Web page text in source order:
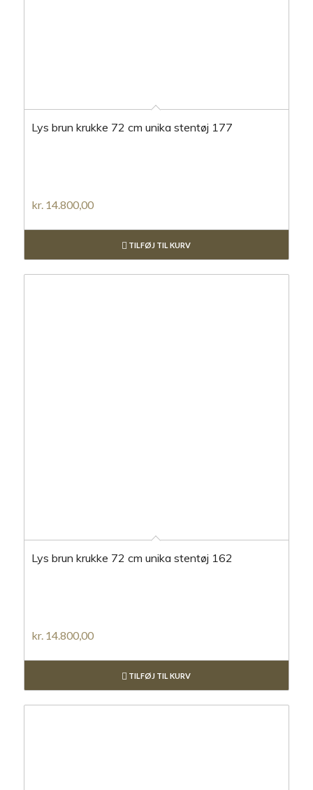
Lys brun krukke 72 cm unika stentøj 177
kr.14.800,00
TILFØJ TIL KURV
Lys brun krukke 72 cm unika stentøj 162
kr.14.800,00
TILFØJ TIL KURV